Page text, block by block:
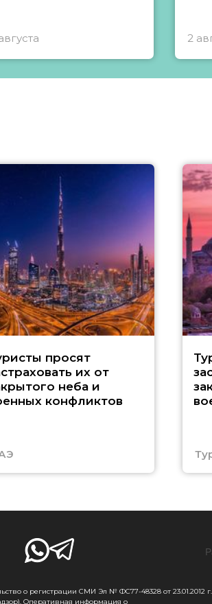
2
просят
их от
неба и
конфликтов
о регистрации СМИ Эл № ФС77-48328 от 23.01.2012
Оперативная информация о